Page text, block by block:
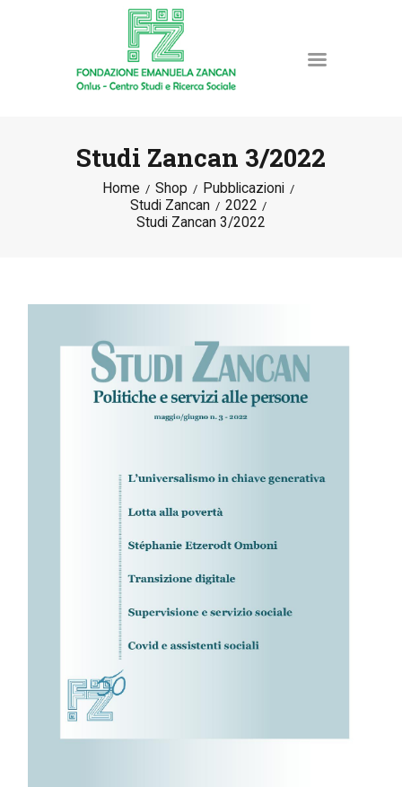
Studi Zancan 3/2022
Home Shop
Pubblicazioni
Studi Zancan
2022
Studi Zancan 3/2022
HOME
LA FONDAZIONE
RISORSE
DONA ORA
CONTATTI
IL MIO ACCOUNT